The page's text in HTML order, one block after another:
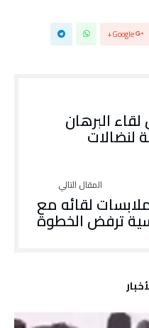
Google+
البرهان
لنضالات
لقائه مع
ترفض الخطوة